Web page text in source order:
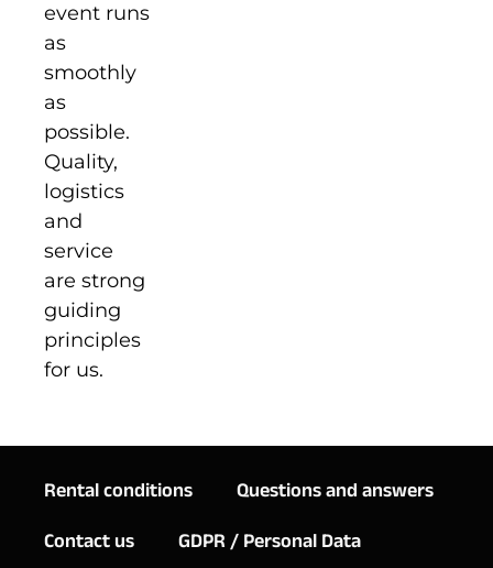
event runs
as
smoothly
as
possible.
Quality,
logistics
and
service
are strong
guiding
principles
for us.
Rental conditions
Questions and answers
Contact us
GDPR / Personal Data